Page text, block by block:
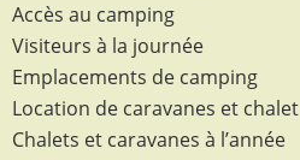
Accès au camping
Visiteurs à la journée
Emplacements de camping
Location de caravanes et chalet
Chalets et caravanes à l’année